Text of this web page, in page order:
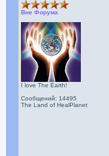
Вне Форума
I love The Earth!
Сообщений: 14495
The Land of HealPlanet